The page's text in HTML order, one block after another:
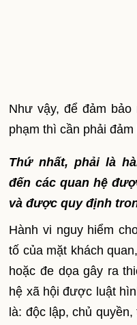
Như vậy, để đảm
phạm thì cần phải
Thứ nhất, phải là
đến các quan hệ
và được quy định
Hành vi nguy hiểm
tố của mặt khách
hoặc đe dọa gây ra
hệ xã hội được luật
là: độc lập, chủ